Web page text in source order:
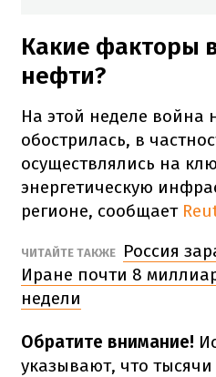
Какие факторы
нефти?
На этой неделе война
обострилась, в
осуществлялись на
энергетическую
регионе, сообщает
ЧИТАЙТЕ ТАКЖЕ
Россия
Иране почти 8
недели
Обратите внимание!
указывают, что